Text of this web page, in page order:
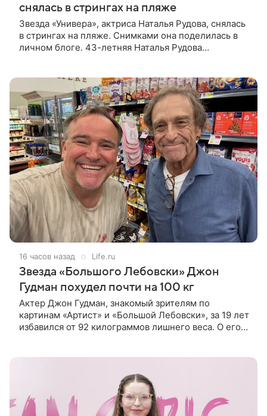
снялась в стрингах на пляже
Звезда «Универа», актриса Наталья Рудова, снялась
в стрингах на пляже. Снимками она поделилась в
личном блоге. 43-летняя Наталья Рудова
16 часов назад Life.ru
Звезда «Большого Лебовски» Джон
Гудман похудел почти на 100 кг
Актер Джон Гудман, знакомый зрителям по
картинам «Артист» и «Большой Лебовски», за 19 лет
избавился от 92 килограммов лишнего веса. О его